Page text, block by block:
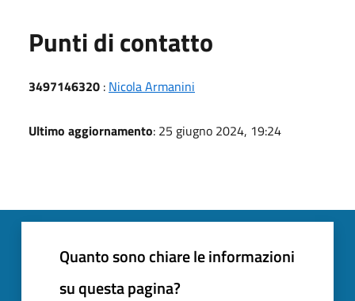
Punti di contatto
3497146320 : Nicola Armanini
Ultimo aggiornamento: 25 giugno 2024, 19:24
Quanto sono chiare le informazioni
su questa pagina?